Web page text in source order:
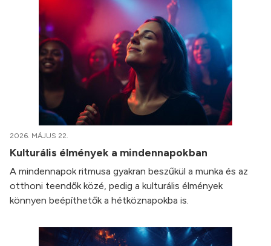
2026. MÁJUS 22.
Kulturális élmények a mindennapokban
A mindennapok ritmusa gyakran beszűkül a munka és az
otthoni teendők közé, pedig a kulturális élmények
könnyen beépíthetők a hétköznapokba is.